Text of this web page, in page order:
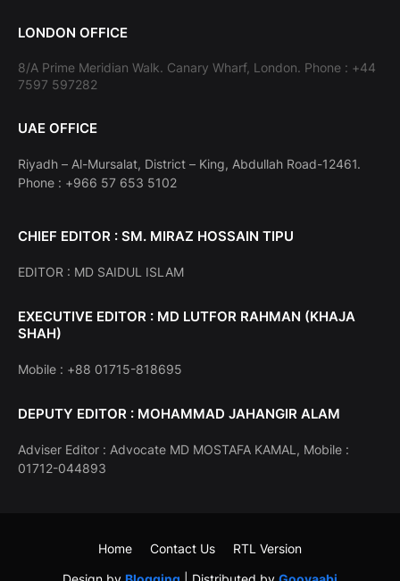
LONDON OFFICE
8/A Prime Meridian Walk. Canary Wharf, London. Phone : +44
7597 597282
UAE OFFICE
Riyadh – Al-Mursalat, District – King, Abdullah Road-12461.
Phone : +966 57 653 5102
CHIEF EDITOR : SM. MIRAZ HOSSAIN TIPU
EDITOR : MD SAIDUL ISLAM
EXECUTIVE EDITOR : MD LUTFOR RAHMAN (KHAJA
SHAH)
Mobile : +88 01715-818695
DEPUTY EDITOR : MOHAMMAD JAHANGIR ALAM
Adviser Editor : Advocate MD MOSTAFA KAMAL, Mobile :
01712-044893
Home Contact Us RTL Version